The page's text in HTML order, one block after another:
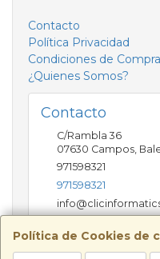
Política de Cookies de
Contacto
Política Privacidad
Condiciones de Compra
¿Quienes Somos?
Contacto
C/Rambla 36
07630 Campos,
971598321
971598321